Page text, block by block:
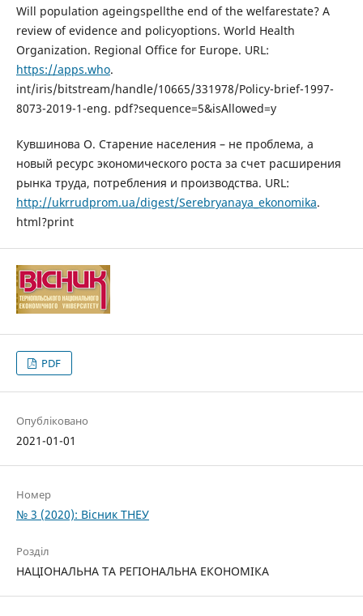
Will population ageingspellthe end of the welfarestate? A
review of evidence and policyoptions. World Health
Organization. Regional Office for Europe. URL:
https://apps.who.
int/iris/bitstream/handle/10665/331978/Policy-brief-1997-
8073-2019-1-eng. pdf?sequence=5&isAllowed=y
Кувшинова О. Старение населения – не проблема, а
новый ресурс экономического роста за счет расширения
рынка труда, потребления и производства. URL:
http://ukrrudprom.ua/digest/Serebryanaya_ekonomika.
html?print
PDF
Опубліковано
2021-01-01
Номер
№ 3 (2020): Вісник ТНЕУ
Розділ
НАЦІОНАЛЬНА ТА РЕГІОНАЛЬНА ЕКОНОМІКА